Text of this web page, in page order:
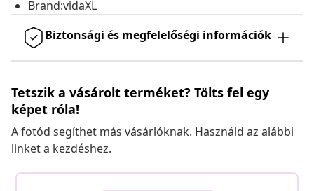
Brand:vidaXL
Biztonsági és megfelelőségi információk
Tetszik a vásárolt terméket? Tölts fel egy
képet róla!
A fotód segíthet más vásárlóknak. Használd az alábbi
linket a kezdéshez.